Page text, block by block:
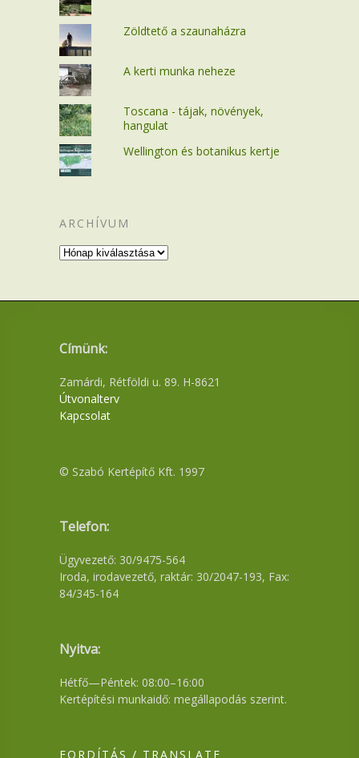
Zöldtető a szaunaházra
A kerti munka neheze
Toscana - tájak, növények,
hangulat
Wellington és botanikus kertje
ARCHÍVUM
Archívum
Címünk:
Zamárdi, Rétföldi u. 89. H-8621
Útvonalterv
Kapcsolat
© Szabó Kertépítő Kft. 1997
Telefon:
Ügyvezető: 30/9475-564
Iroda, irodavezető, raktár: 30/2047-193, Fax:
84/345-164
Nyitva:
Hétfő—Péntek: 08:00–16:00
Kertépítési munkaidő: megállapodás szerint.
FORDÍTÁS / TRANSLATE